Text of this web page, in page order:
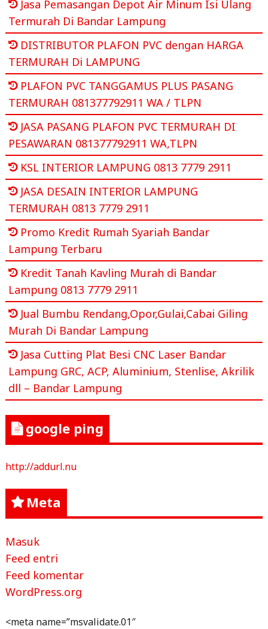
Jasa Pemasangan Depot Air Minum Isi Ulang
Termurah Di Bandar Lampung
DISTRIBUTOR PLAFON PVC dengan HARGA
TERMURAH Di LAMPUNG
PLAFON PVC TANGGAMUS PLUS PASANG
TERMURAH 081377792911 WA / TLPN
JASA PASANG PLAFON PVC TERMURAH DI
PESAWARAN 081377792911 WA,TLPN
KSL INTERIOR LAMPUNG 0813 7779 2911
JASA DESAIN INTERIOR LAMPUNG
TERMURAH 0813 7779 2911
Promo Kredit Rumah Syariah Bandar
Lampung Terbaru
Kredit Tanah Kavling Murah di Bandar
Lampung 0813 7779 2911
Jual Bumbu Rendang,Opor,Gulai,Cabai Giling
Murah Di Bandar Lampung
Jasa Cutting Plat Besi CNC Laser Bandar
Lampung GRC, ACP, Aluminium, Stenlise, Akrilik
dll – Bandar Lampung
google ping
http://addurl.nu
Meta
Masuk
Feed entri
Feed komentar
WordPress.org
<meta name=”msvalidate.01″